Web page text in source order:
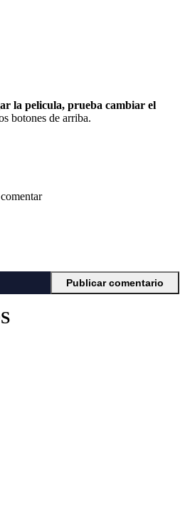
la pelicula, prueba cambiar el
botones de arriba.